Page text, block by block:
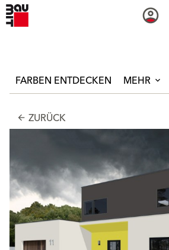
FARBEN ENTDECKEN MEHR
arrow_back ZURÜCK